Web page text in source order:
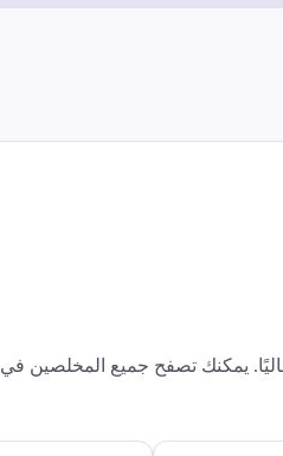
يمكنك تصفح جميع المخلصين في